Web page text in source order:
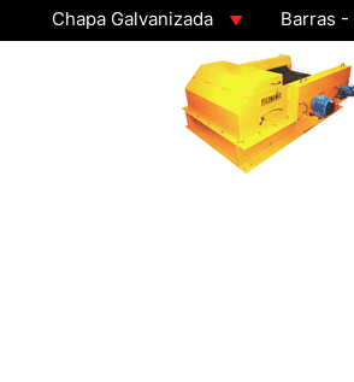
Chapa Galvanizada Barras -
GAMA 3 - Cuadrados 200x200x8